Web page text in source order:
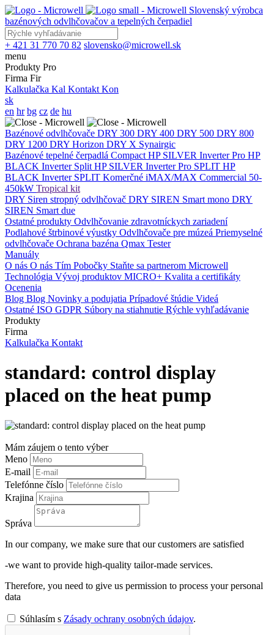
Slovenský výrobca
bazénových odvlhčovačov a tepelných čerpadiel
+ 421 31 770 70 82 slovensko@microwell.sk
menu
Produkty Pro
Firma Fir
Kalkulačka Kal Kontakt Kon
sk
en hr bg cz de hu
Bazénové odvlhčovače DRY 300 DRY 400 DRY 500 DRY 800
DRY 1200 DRY Horizon DRY X Synairgic
Bazénové tepelné čerpadlá Compact HP SILVER Inverter Pro HP
BLACK Inverter Split HP SILVER Inverter Pro SPLIT HP
BLACK Inverter SPLIT Komerčné iMAX/MAX Commercial 50-
450kW Tropical kit
DRY Siren stropný odvlhčovač DRY SIREN Smart mono DRY
SIREN Smart due
Ostatné produkty Odvlhčovanie zdravotníckych zariadení
Podlahové štrbinové výustky Odvlhčovače pre múzeá Priemyselné
odvlhčovače Ochrana bazéna Qmax Tester
Manuály
O nás O nás Tím Pobočky Staňte sa partnerom Microwell
Technológia Vývoj produktov MICRO+ Kvalita a certifikáty
Ocenenia
Blog Blog Novinky a podujatia Prípadové štúdie Videá
Ostatné ISO GDPR Súbory na stiahnutie Rýchle vyhľadávanie
Produkty
Firma
Kalkulačka Kontakt
standard: control display
placed on the heat pump
Mám záujem o tento výber
Meno
E-mail
Telefónne číslo
Krajina
Správa
In our company, we make sure that our customers are satisfied
-we want to provide high-quality tailor-made services.
Therefore, you need to give us permission to process your personal
data
Súhlasím s Zásady ochrany osobných údajov.